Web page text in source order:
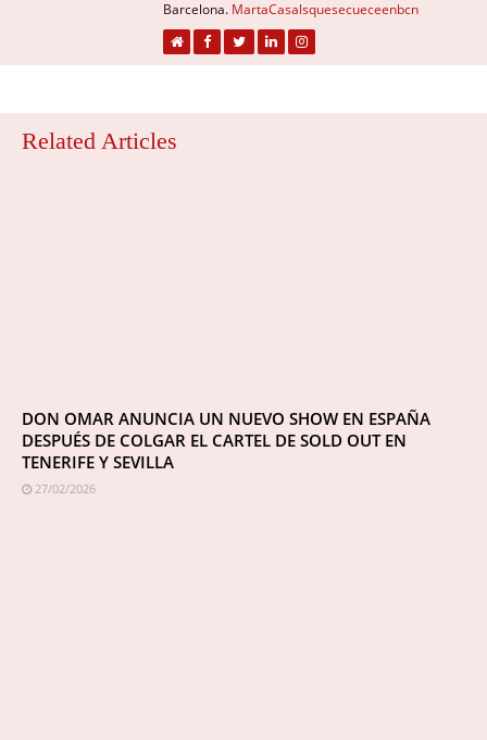
Barcelona. MartaCasalsquesecueceenbcn
Related Articles
DON OMAR ANUNCIA UN NUEVO SHOW EN ESPAÑA
DESPUÉS DE COLGAR EL CARTEL DE SOLD OUT EN
TENERIFE Y SEVILLA
27/02/2026